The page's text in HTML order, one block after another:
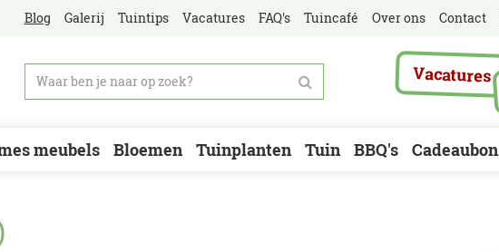
Blog Galerij Tuintips Vacatures FAQ's Tuincafé Over ons Contact
Vacatures
meubels Bloemen Tuinplanten Tuin BBQ's Cadeaubon